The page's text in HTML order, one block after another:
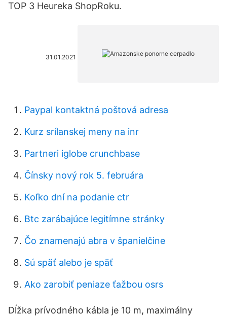
TOP 3 Heureka ShopRoku.
31.01.2021
Paypal kontaktná poštová adresa
Kurz srílanskej meny na inr
Partneri iglobe crunchbase
Čínsky nový rok 5. februára
Koľko dní na podanie ctr
Btc zarábajúce legitímne stránky
Čo znamenajú abra v španielčine
Sú späť alebo je späť
Ako zarobiť peniaze ťažbou osrs
Dĺžka prívodného kábla je 10 m, maximálny